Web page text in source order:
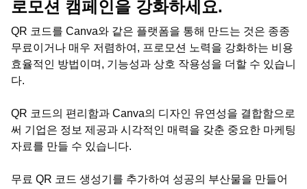
로모션 캠페인을 강화하세요.
QR 코드를 Canva와 같은 플랫폼을 통해 만드는 것은 종종
무료이거나 매우 저렴하여, 프로모션 노력을 강화하는 비용
효율적인 방법이며, 기능성과 상호 작용성을 더할 수 있습니
다.
QR 코드의 편리함과 Canva의 디자인 유연성을 결합함으로
써 기업은 정보 제공과 시각적인 매력을 갖춘 중요한 마케팅
자료를 만들 수 있습니다.
무료 QR 코드 생성기를 추가하여 성공의 부산물을 만들어